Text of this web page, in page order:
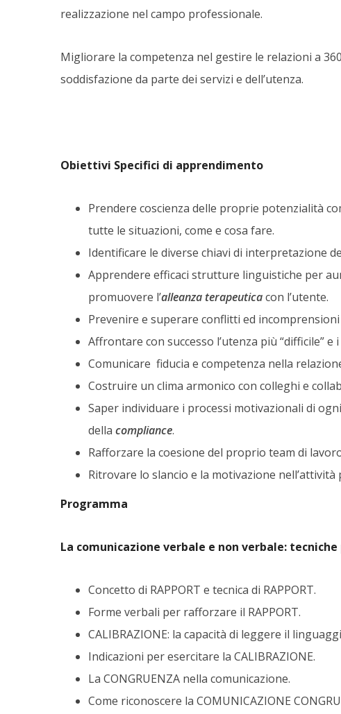
realizzazione nel campo professionale.
Migliorare la competenza nel gestire le relazioni a
soddisfazione da parte dei servizi e dell’utenza.
Obiettivi Specifici di apprendimento
Prendere coscienza delle proprie potenzialità
tutte le situazioni, come e cosa fare.
Identificare le diverse chiavi di interpretazione
Apprendere efficaci strutture linguistiche per
promuovere l’alleanza terapeuticacon l’utente.
Prevenire e superare conflitti ed
Affrontare con successo l’utenza più “difficile” e
Comunicare fiducia e competenza nella
Costruire un clima armonico con colleghi e
Saper individuare i processi motivazionali di
della compliance.
Rafforzare la coesione del proprio team di
Ritrovare lo slancio e la motivazione
Programma
La comunicazione verbale e non verbale:
Concetto di RAPPORT e tecnica di RAPPORT.
Forme verbali per rafforzare il RAPPORT.
CALIBRAZIONE: la capacità di leggere il
Indicazioni per esercitare la CALIBRAZIONE.
La CONGRUENZA nella comunicazione.
Come riconoscere la COMUNICAZIONE